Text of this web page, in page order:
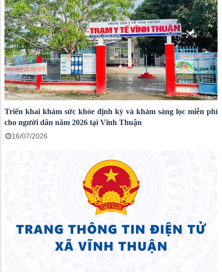
Triển khai khám sức khỏe định kỳ và khám sàng lọc miễn phí
cho người dân năm 2026 tại Vĩnh Thuận
16/07/2026